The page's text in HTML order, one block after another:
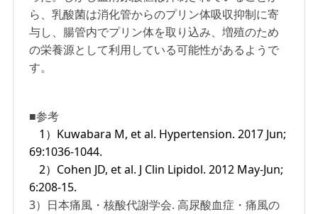
ら、乳酸菌は消化管からのプリン体吸収抑制に寄
与し、腸管内でプリン体を取り込み、増殖のため
の栄養源として利用している可能性があるようで
す。
■参考
1）Kuwabara M, et al. Hypertension. 2017 Jun;
69:1036-1044.
2）Cohen JD, et al. J Clin Lipidol. 2012 May-Jun;
6:208-15.
3）日本痛風・核酸代謝学会. 高尿酸血症・痛風の